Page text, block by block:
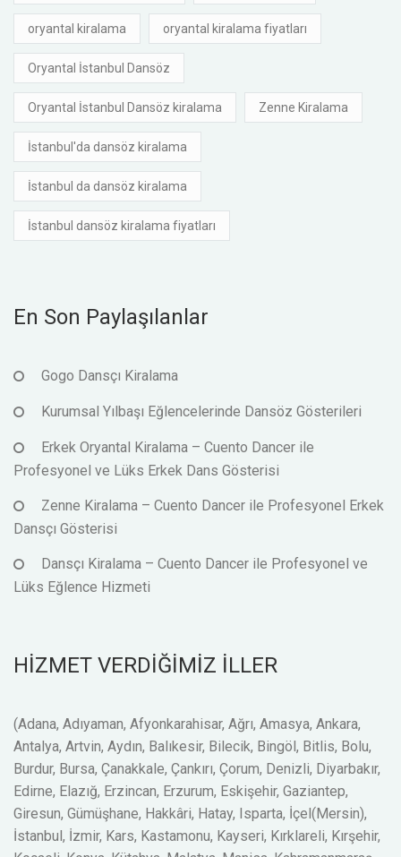
oryantal kiralama oryantal kiralama fiyatları
Oryantal İstanbul Dansöz
Oryantal İstanbul Dansöz kiralama Zenne Kiralama
İstanbul'da dansöz kiralama
İstanbul da dansöz kiralama
İstanbul dansöz kiralama fiyatları
En Son Paylaşılanlar
Gogo Dansçı Kiralama
Kurumsal Yılbaşı Eğlencelerinde Dansöz Gösterileri
Erkek Oryantal Kiralama – Cuento Dancer ile
Profesyonel ve Lüks Erkek Dans Gösterisi
Zenne Kiralama – Cuento Dancer ile Profesyonel Erkek
Dansçı Gösterisi
Dansçı Kiralama – Cuento Dancer ile Profesyonel ve
Lüks Eğlence Hizmeti
HİZMET VERDİĞİMİZ İLLER
(Adana, Adıyaman, Afyonkarahisar, Ağrı, Amasya, Ankara,
Antalya, Artvin, Aydın, Balıkesir, Bilecik, Bingöl, Bitlis, Bolu,
Burdur, Bursa, Çanakkale, Çankırı, Çorum, Denizli, Diyarbakır,
Edirne, Elazığ, Erzincan, Erzurum, Eskişehir, Gaziantep,
Giresun, Gümüşhane, Hakkâri, Hatay, Isparta, İçel(Mersin),
İstanbul, İzmir, Kars, Kastamonu, Kayseri, Kırklareli, Kırşehir,